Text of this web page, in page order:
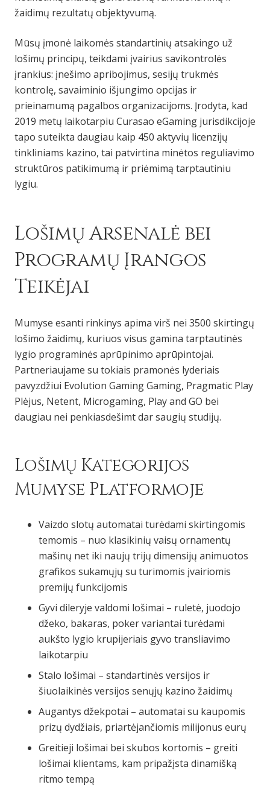
žaidimų rezultatų objektyvumą.
Mūsų įmonė laikomės standartinių atsakingo už
lošimų principų, teikdami įvairius savikontrolės
įrankius: įnešimo apribojimus, sesijų trukmės
kontrolę, savaiminio išjungimo opcijas ir
prieinamumą pagalbos organizacijoms. Įrodyta, kad
2019 metų laikotarpiu Curasao eGaming jurisdikcijoje
tapo suteikta daugiau kaip 450 aktyvių licenzijų
tinkliniams kazino, tai patvirtina minėtos reguliavimo
struktūros patikimumą ir priėmimą tarptautiniu
lygiu.
Lošimų Arsenalė bei
Programų Įrangos
Teikėjai
Mumyse esanti rinkinys apima virš nei 3500 skirtingų
lošimo žaidimų, kuriuos visus gamina tarptautinės
lygio programinės aprūpinimo aprūpintojai.
Partneriaujame su tokiais pramonės lyderiais
pavyzdžiui Evolution Gaming Gaming, Pragmatic Play
Plėjus, Netent, Microgaming, Play and GO bei
daugiau nei penkiasdešimt dar saugių studijų.
Lošimų Kategorijos
Mumyse Platformoje
Vaizdo slotų automatai turėdami skirtingomis
temomis – nuo klasikinių vaisų ornamentų
mašinų net iki naujų trijų dimensijų animuotos
grafikos sukamųjų su turimomis įvairiomis
premijų funkcijomis
Gyvi dileryje valdomi lošimai – ruletė, juodojo
džeko, bakaras, poker variantai turėdami
aukšto lygio krupijeriais gyvo transliavimo
laikotarpiu
Stalo lošimai – standartinės versijos ir
šiuolaikinės versijos senųjų kazino žaidimų
Augantys džekpotai – automatai su kaupomis
prizų dydžiais, priartėjančiomis milijonus eurų
Greitieji lošimai bei skubos kortomis – greiti
lošimai klientams, kam pripažįsta dinamišką
ritmo tempą